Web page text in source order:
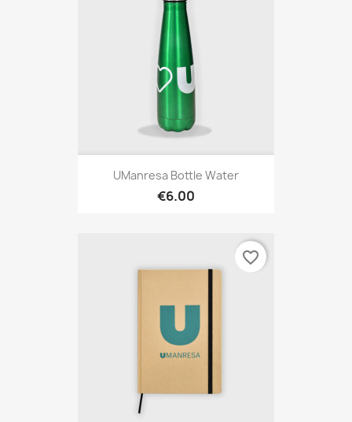
UManresa Bottle Water
€6.00
favorite_border